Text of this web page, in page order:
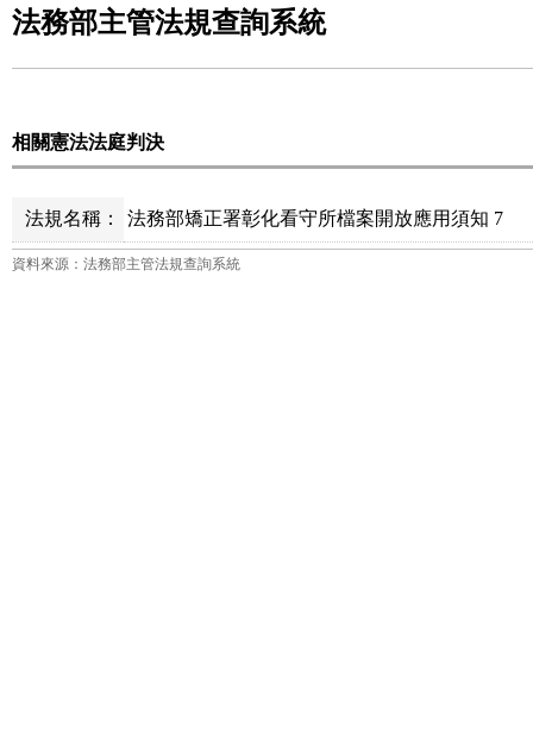
法務部主管法規查詢系統
相關憲法法庭判決
法規名稱： 法務部矯正署彰化看守所檔案開放應用須知 7
資料來源：法務部主管法規查詢系統